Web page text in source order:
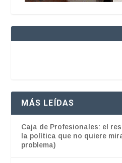
MÁS LEÍDAS
Caja de Profesionales: el
la política que no quiere
problema)